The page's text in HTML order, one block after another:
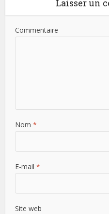
Laisser un
Commentaire
Nom*
E-mail*
Site web